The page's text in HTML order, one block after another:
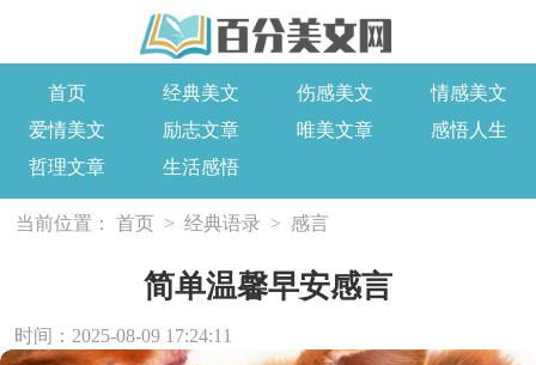
首页 经典美文 伤感美文
情感美文
爱情美文
励志文章 唯美文章
感悟人生
哲理文章
生活感悟
当前位置： 首页 > 经典语录 > 感言
简单温馨早安感言
时间：2025-08-09 17:24:11